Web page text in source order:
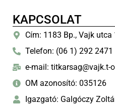
KAPCSOLAT
Cím: 1183 Bp., Vajk utca
Telefon: (06 1) 292 2471
e-mail: titkarsag@vajk.t-
OM azonosító: 035126
Igazgató: Galgóczy